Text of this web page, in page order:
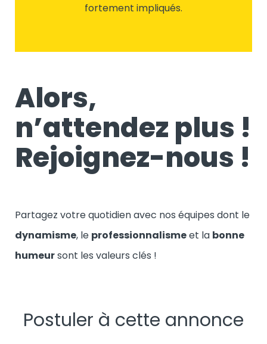
fortement impliqués.
Alors,
n’attendez plus !
Rejoignez-nous !
Partagez votre quotidien avec nos équipes dont le
dynamisme, le professionnalismeet la bonne
humeursont les valeurs clés !
Postuler à cette annonce